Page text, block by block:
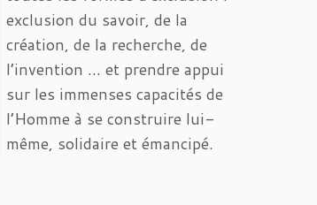
exclusion du savoir, de la
création, de la recherche, de
l’invention … et prendre appui
sur les immenses capacités de
l’Homme à se construire lui-
même, solidaire et émancipé.